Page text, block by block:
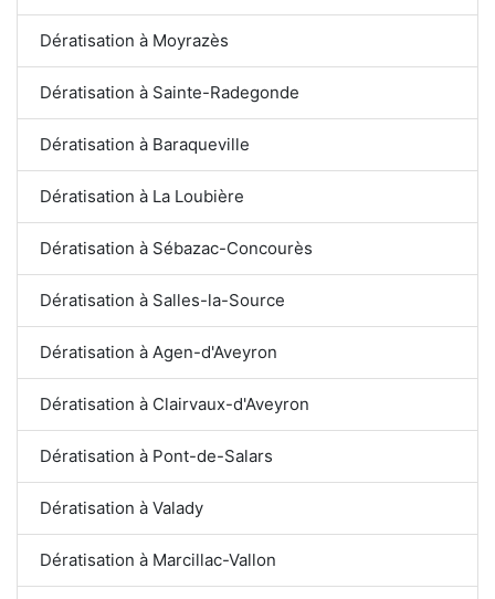
Dératisation à Moyrazès
Dératisation à Sainte-Radegonde
Dératisation à Baraqueville
Dératisation à La Loubière
Dératisation à Sébazac-Concourès
Dératisation à Salles-la-Source
Dératisation à Agen-d'Aveyron
Dératisation à Clairvaux-d'Aveyron
Dératisation à Pont-de-Salars
Dératisation à Valady
Dératisation à Marcillac-Vallon